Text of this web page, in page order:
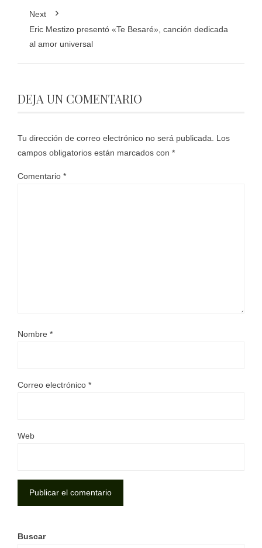
Next
Eric Mestizo presentó «Te Besaré», canción dedicada
al amor universal
DEJA UN COMENTARIO
Tu dirección de correo electrónico no será publicada.
Los
campos obligatorios están marcados con *
Comentario *
Nombre *
Correo electrónico *
Web
Buscar